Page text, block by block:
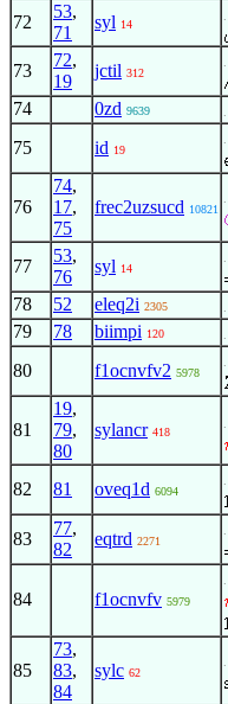
72
53,
71
syl 14
73
72,
19
jctil 312
74 0zd 9639
75 id 19
76
74,
17,
75
frec2uzsucd 10821
77
53,
76
syl 14
78 52 eleq2i 2305
79 78 biimpi 120
80 f1ocnvfv2 5978
81
19,
79,
80
sylancr 418
82 81 oveq1d 6094
83
77,
82
eqtrd 2271
84 f1ocnvfv 5979
85
73,
83,
84
sylc 62